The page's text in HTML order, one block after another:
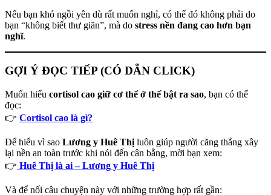
Nếu bạn khó ngồi yên dù rất muốn nghỉ, có thể đó không phải do
bạn “không biết thư giãn”, mà do stress nền đang cao hơn bạn
nghĩ.
GỢI Ý ĐỌC TIẾP (CÓ DẪN CLICK)
Muốn hiểu cortisol cao giữ cơ thể ở thế bật ra sao, bạn có thể
đọc:
👉 Cortisol cao là gì?
Để hiểu vì sao Lương y Huê Thị luôn giúp người căng thẳng xây
lại nền an toàn trước khi nói đến cân bằng, mời bạn xem:
👉 Huê Thị là ai – Lương y Huê Thị
Và để nối câu chuyện này với những trường hợp rất gần: